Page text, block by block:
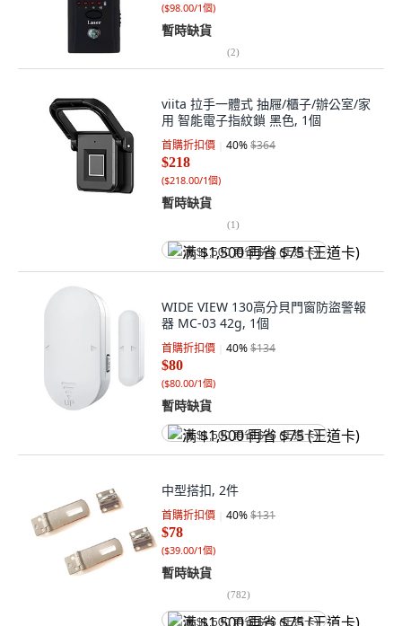
($98.00/1個)
暫時缺貨
(2)
viita 拉手一體式 抽屜/櫃子/辦公室/家
用 智能電子指紋鎖 黑色, 1個
首購折扣價 40%$364
$218
($218.00/1個)
暫時缺貨
(1)
满 $1,500 再省 $75 (王道卡)
WIDE VIEW 130高分貝門窗防盜警報
器 MC-03 42g, 1個
首購折扣價 40%$134
$80
($80.00/1個)
暫時缺貨
满 $1,500 再省 $75 (王道卡)
中型搭扣, 2件
首購折扣價 40%$131
$78
($39.00/1個)
暫時缺貨
(782)
满 $1,500 再省 $75 (王道卡)